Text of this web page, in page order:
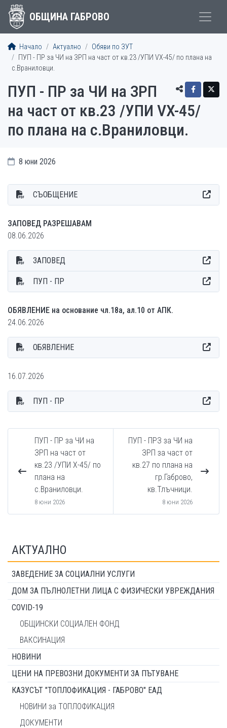
ОБЩИНА ГАБРОВО
Начало Актуално
Обяви по ЗУТ
ПУП - ПР за ЧИ на ЗРП на част от кв.23 /УПИ VX-45/ по плана на
с.Враниловци.
ПУП - ПР за ЧИ на ЗРП
на част от кв.23 /УПИ VX-45/
по плана на с.Враниловци.
8 юни 2026
СЪОБЩЕНИЕ
ЗАПОВЕД РАЗРЕШАВАМ
08.06.2026
ЗАПОВЕД
ПУП - ПР
ОБЯВЛЕНИЕ на основание чл.18а, ал.10 от АПК.
24.06.2026
ОБЯВЛЕНИЕ
16.07.2026
ПУП - ПР
ПУП - ПР за ЧИ на
ЗРП на част от
кв.23 /УПИ X-45/ по
плана на
с.Враниловци.
8 юни 2026
ПУП - ПРЗ за ЧИ на
ЗРП за част от
кв.27 по плана на
гр.Габрово,
кв.Тлъчници.
8 юни 2026
АКТУАЛНО
ЗАВЕДЕНИЕ ЗА СОЦИАЛНИ УСЛУГИ
ДОМ ЗА ПЪЛНОЛЕТНИ ЛИЦА С ФИЗИЧЕСКИ УВРЕЖДАНИЯ
COVID-19
ОБЩИНСКИ СОЦИАЛЕН ФОНД
ВАКСИНАЦИЯ
НОВИНИ
ЦЕНИ НА ПРЕВОЗНИ ДОКУМЕНТИ ЗА ПЪТУВАНЕ
КАЗУСЪТ "ТОПЛОФИКАЦИЯ - ГАБРОВО" ЕАД
НОВИНИ за ТОПЛОФИКАЦИЯ
ДОКУМЕНТИ